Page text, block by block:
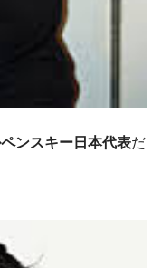
ンスキー日本代表だ